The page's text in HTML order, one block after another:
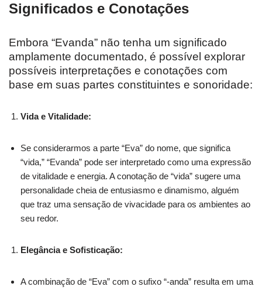
Significados e Conotações
Embora “Evanda” não tenha um significado
amplamente documentado, é possível explorar
possíveis interpretações e conotações com
base em suas partes constituintes e sonoridade:
Vida e Vitalidade:
Se considerarmos a parte “Eva” do nome, que significa
“vida,” “Evanda” pode ser interpretado como uma expressão
de vitalidade e energia. A conotação de “vida” sugere uma
personalidade cheia de entusiasmo e dinamismo, alguém
que traz uma sensação de vivacidade para os ambientes ao
seu redor.
Elegância e Sofisticação:
A combinação de “Eva” com o sufixo “-anda” resulta em uma